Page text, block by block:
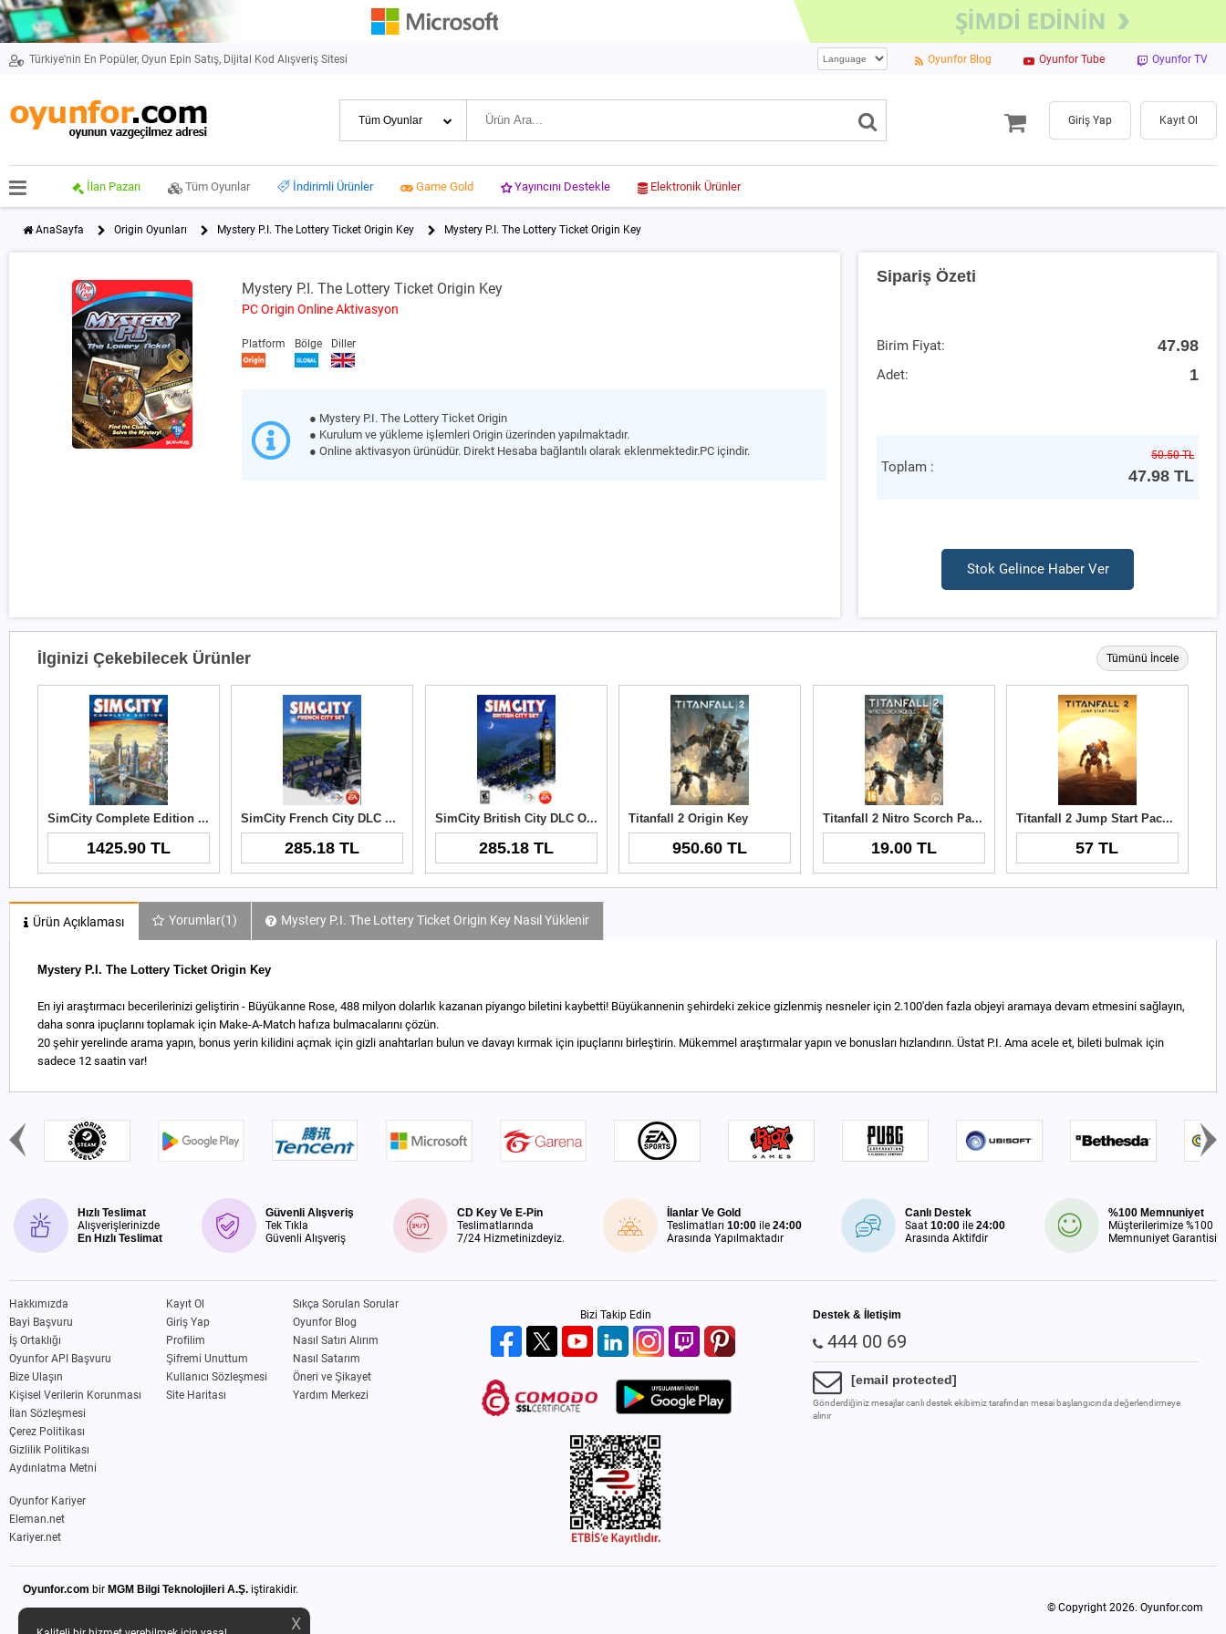
X
Türkiye'nin En Popüler, Oyun Epin Satış, Dijital Kod Alışveriş Sitesi Oyunfor Blog Oyunfor Tube Oyunfor TV
Giriş Yap Kayıt Ol
İlan Pazarı Tüm Oyunlar İndirimli Ürünler Game Gold Yayıncını Destekle Elektronik Ürünler
AnaSayfa Origin Oyunları Mystery P.I. The Lottery Ticket Origin Key Mystery P.I. The Lottery Ticket Origin Key
Mystery P.I. The Lottery Ticket Origin Key
PC Origin Online Aktivasyon
Platform Bölge Diller
● Mystery P.I. The Lottery Ticket Origin
● Kurulum ve yükleme işlemleri Origin üzerinden yapılmaktadır.
● Online aktivasyon ürünüdür. Direkt Hesaba bağlantılı olarak eklenmektedir.PC içindir.
Sipariş Özeti
Birim Fiyat: 47.98
Adet: 1
Toplam :
50.50 TL
47.98 TL
Stok Gelince Haber Ver
İlginizi Çekebilecek Ürünler Tümünü İncele
SimCity Complete Edition Origin Key
1425.90 TL
SimCity French City DLC Origin Key
285.18 TL
SimCity British City DLC Origin Key
285.18 TL
Titanfall 2 Origin Key
950.60 TL
Titanfall 2 Nitro Scorch Pack Origin Cd Key
19.00 TL
Titanfall 2 Jump Start Pack DLC Origin Key
57 TL
Ürün Açıklaması Yorumlar(1) Mystery P.I. The Lottery Ticket Origin Key Nasıl Yüklenir
Mystery P.I. The Lottery Ticket Origin Key
En iyi araştırmacı becerilerinizi geliştirin - Büyükanne Rose, 488 milyon dolarlık kazanan piyango biletini kaybetti! Büyükannenin şehirdeki zekice gizlenmiş nesneler için 2.100'den fazla objeyi aramaya devam etmesini sağlayın,
daha sonra ipuçlarını toplamak için Make-A-Match hafıza bulmacalarını çözün.
20 şehir yerelinde arama yapın, bonus yerin kilidini açmak için gizli anahtarları bulun ve davayı kırmak için ipuçlarını birleştirin. Mükemmel araştırmalar yapın ve bonusları hızlandırın. Üstat P.I. Ama acele et, bileti bulmak için
sadece 12 saatin var!
Hızlı Teslimat
Alışverişlerinizde
En Hızlı Teslimat
Güvenli Alışveriş
Tek Tıkla
Güvenli Alışveriş
CD Key Ve E-Pin
Teslimatlarında
7/24 Hizmetinizdeyiz.
İlanlar Ve Gold
Teslimatları10:00 ile24:00
Arasında Yapılmaktadır
Canlı Destek
Saat10:00 ile24:00
Arasında Aktifdir
%100 Memnuniyet
Müşterilerimize %100
Memnuniyet Garantisi
Hakkımızda
Bayi Başvuru
İş Ortaklığı
Oyunfor API Başvuru
Bize Ulaşın
Kişisel Verilerin Korunması
İlan Sözleşmesi
Çerez Politikası
Gizlilik Politikası
Aydınlatma Metni
Kayıt Ol
Giriş Yap
Profilim
Şifremi Unuttum
Kullanıcı Sözleşmesi
Site Haritası
Sıkça Sorulan Sorular
Oyunfor Blog
Nasıl Satın Alırım
Nasıl Satarım
Öneri ve Şikayet
Yardım Merkezi
Oyunfor Kariyer
Eleman.net
Kariyer.net
Bizi Takip Edin Destek & İletişim
444 00 69
[email protected]
Gönderdiğiniz mesajlar canlı destek ekibimiz tarafından mesai başlangıcında değerlendirmeye
alınır
Oyunfor.com bir MGM Bilgi Teknolojileri A.Ş. iştirakidir.
© Copyright 2026. Oyunfor.com